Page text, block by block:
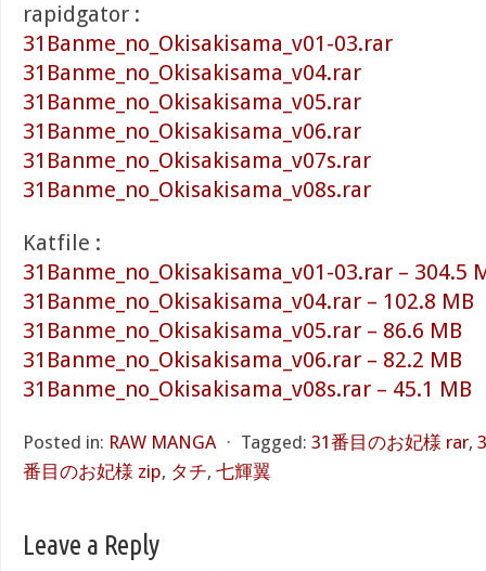
rapidgator :
31Banme_no_Okisakisama_v01-03.rar
31Banme_no_Okisakisama_v04.rar
31Banme_no_Okisakisama_v05.rar
31Banme_no_Okisakisama_v06.rar
31Banme_no_Okisakisama_v07s.rar
31Banme_no_Okisakisama_v08s.rar
Katfile :
31Banme_no_Okisakisama_v01-03.rar – 304.5
31Banme_no_Okisakisama_v04.rar – 102.8 MB
31Banme_no_Okisakisama_v05.rar – 86.6 MB
31Banme_no_Okisakisama_v06.rar – 82.2 MB
31Banme_no_Okisakisama_v08s.rar – 45.1 MB
Posted in: RAW MANGA ⋅ Tagged: 31番目のお妃様 rar,
番目のお妃様 zip, タチ, 七輝翼
Leave a Reply